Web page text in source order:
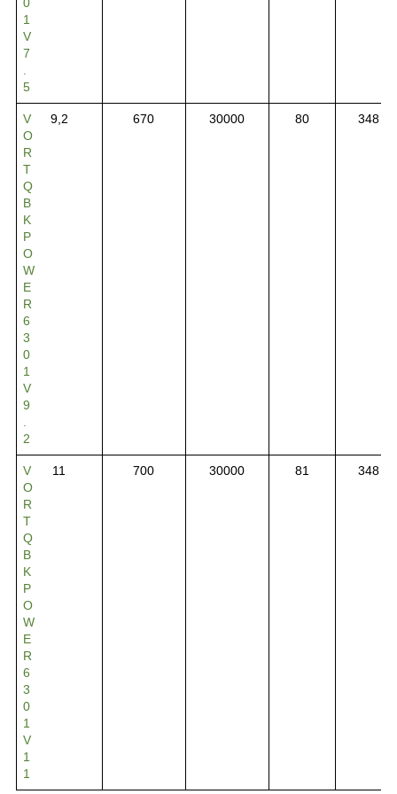
1
V
7
5
V
O
R
T
Q
B
K
P
O
W
E
R
6
3
0
1
V
9
2
9,2 670 30000 80 348
V
O
R
T
Q
B
K
P
O
W
E
R
6
3
0
1
V
1
1
11 700 30000 81 348